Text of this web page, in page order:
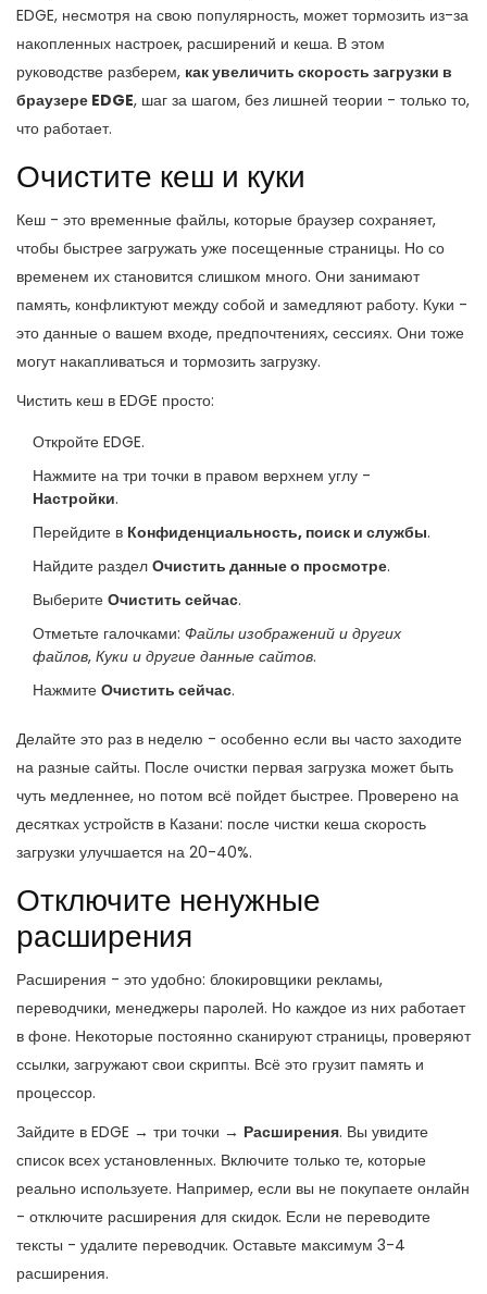
EDGE, несмотря на свою популярность, может тормозить из-за
накопленных настроек, расширений и кеша. В этом
руководстве разберем, как увеличить скорость загрузки в
браузере EDGE, шаг за шагом, без лишней теории - только то,
что работает.
Очистите кеш и куки
Кеш - это временные файлы, которые браузер сохраняет,
чтобы быстрее загружать уже посещенные страницы. Но со
временем их становится слишком много. Они занимают
память, конфликтуют между собой и замедляют работу. Куки -
это данные о вашем входе, предпочтениях, сессиях. Они тоже
могут накапливаться и тормозить загрузку.
Чистить кеш в EDGE просто:
Откройте EDGE.
Нажмите на три точки в правом верхнем углу -
Настройки.
Перейдите в Конфиденциальность, поиск и службы.
Найдите раздел Очистить данные о просмотре.
Выберите Очистить сейчас.
Отметьте галочками: Файлы изображений и других
файлов, Куки и другие данные сайтов.
Нажмите Очистить сейчас.
Делайте это раз в неделю - особенно если вы часто заходите
на разные сайты. После очистки первая загрузка может быть
чуть медленнее, но потом всё пойдет быстрее. Проверено на
десятках устройств в Казани: после чистки кеша скорость
загрузки улучшается на 20-40%.
Отключите ненужные
расширения
Расширения - это удобно: блокировщики рекламы,
переводчики, менеджеры паролей. Но каждое из них работает
в фоне. Некоторые постоянно сканируют страницы, проверяют
ссылки, загружают свои скрипты. Всё это грузит память и
процессор.
Зайдите в EDGE → три точки → Расширения. Вы увидите
список всех установленных. Включите только те, которые
реально используете. Например, если вы не покупаете онлайн
- отключите расширения для скидок. Если не переводите
тексты - удалите переводчик. Оставьте максимум 3-4
расширения.